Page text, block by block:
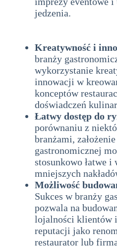
jedzenia.
Kreatywność i
branży
wykorzystanie
innowacji w
konceptów
doświadczeń
Łatwy dostęp do
porównaniu z
branżami,
gastronomicznej
stosunkowo łatwe i
mniejszych
Możliwość
Sukces w branży
pozwala na
lojalności klientów
reputacji jako
restaurator lub